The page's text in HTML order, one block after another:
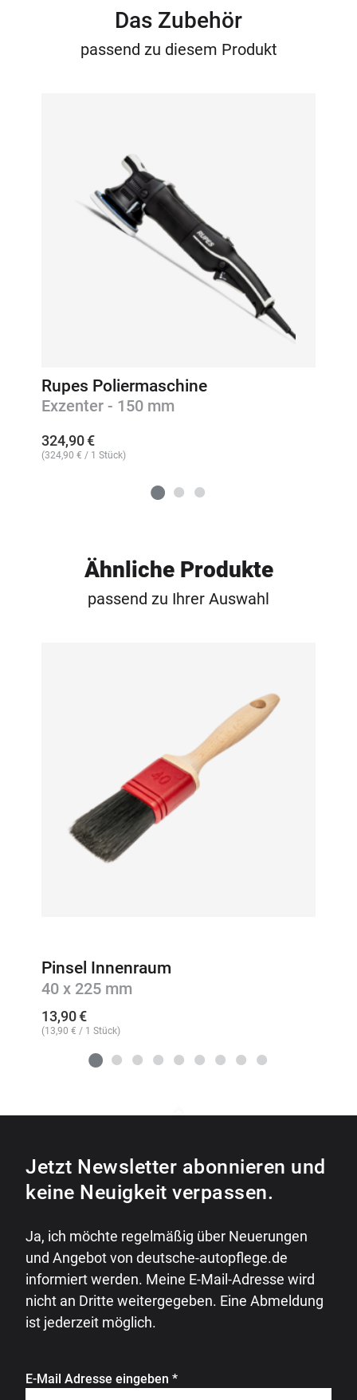
Das Zubehör
passend zu diesem Produkt
Rupes Poliermaschine
Exzenter - 150 mm
324,90€
(324,90 € / 1 Stück)
Ähnliche Produkte
passend zu Ihrer Auswahl
Pinsel Innenraum
40 x 225 mm
13,90€
(13,90 € / 1 Stück)
Jetzt Newsletter abonnieren und
keine Neuigkeit verpassen.
Ja, ich möchte regelmäßig über Neuerungen
und Angebot von deutsche-autopflege.de
informiert werden. Meine E-Mail-Adresse wird
nicht an Dritte weitergegeben. Eine Abmeldung
ist jederzeit möglich.
E-Mail Adresse eingeben*